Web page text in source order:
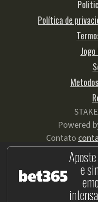
e
Política de
Powered
Contato